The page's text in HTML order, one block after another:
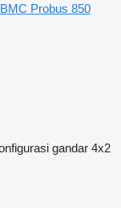
Probus 850
gandar 4x2